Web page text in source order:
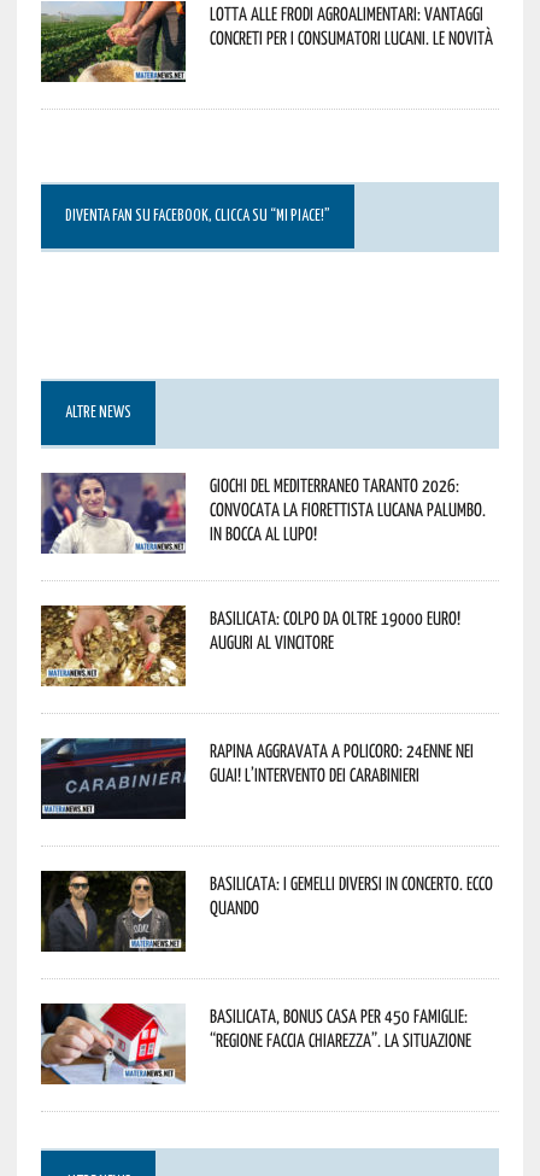
Lotta alle frodi agroalimentari: vantaggi
concreti per i consumatori lucani. Le novità
DIVENTA FAN SU FACEBOOK, CLICCA SU “MI PIACE!”
ALTRE NEWS
Giochi del Mediterraneo Taranto 2026:
convocata la fiorettista lucana Palumbo.
In bocca al lupo!
Basilicata: colpo da oltre 19000 Euro!
Auguri al vincitore
Rapina aggravata a Policoro: 24enne nei
guai! L’intervento dei Carabinieri
Basilicata: i Gemelli DiVersi in concerto. Ecco
quando
Basilicata, Bonus casa per 450 famiglie:
“Regione faccia chiarezza”. La situazione